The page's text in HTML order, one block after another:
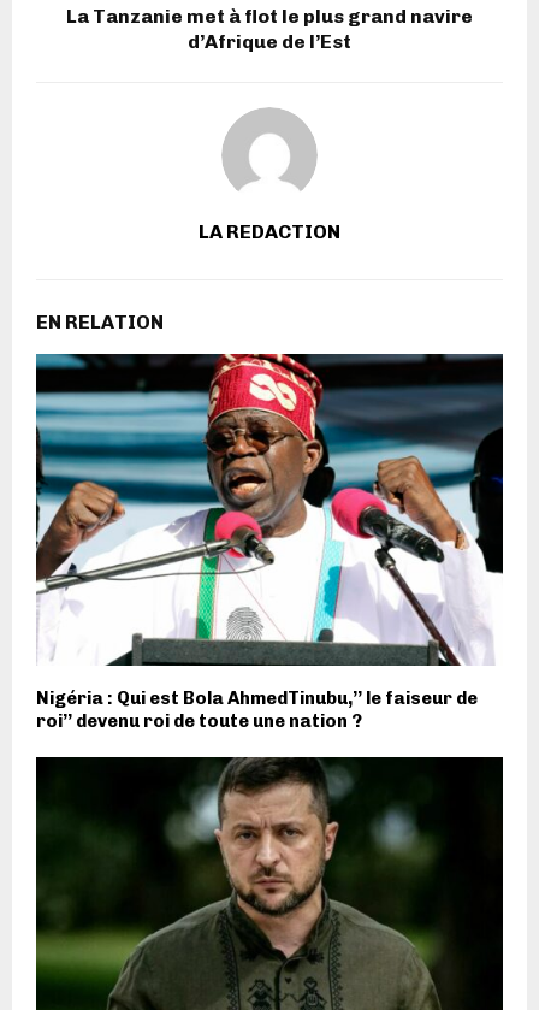
La Tanzanie met à flot le plus grand navire
d’Afrique de l’Est
LA REDACTION
EN RELATION
Nigéria : Qui est Bola AhmedTinubu,’’ le faiseur de
roi’’ devenu roi de toute une nation ?